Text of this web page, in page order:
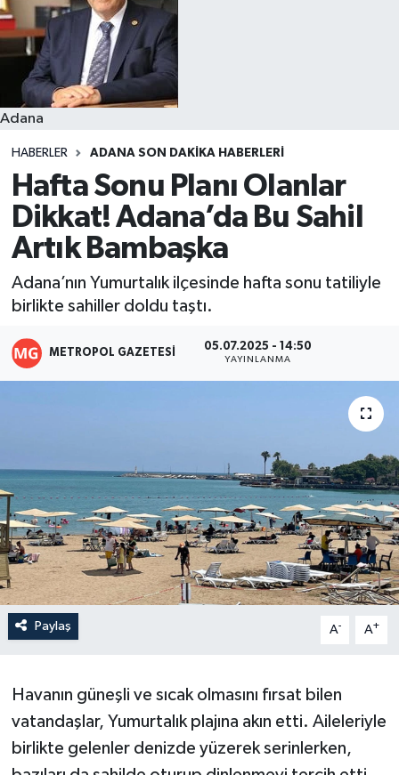
Adana
HABERLER ADANA SON DAKIKA HABERLERI
Hafta Sonu Planı Olanlar
Dikkat! Adana’da Bu Sahil
Artık Bambaşka
Adana’nın Yumurtalık ilçesinde hafta sonu tatiliyle
birlikte sahiller doldu taştı.
METROPOL GAZETESI 05.07.2025 - 14:50
YAYINLANMA
Paylaş A- A+
Havanın güneşli ve sıcak olmasını fırsat bilen
vatandaşlar, Yumurtalık plajına akın etti. Aileleriyle
birlikte gelenler denizde yüzerek serinlerken,
Resmi İlanlar